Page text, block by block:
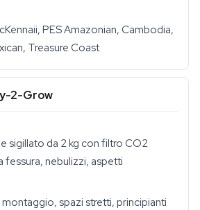
PES Amazonian, Cambodia,
Treasure Coast
2-Grow
sigillato da 2 kg con filtro CO2
fessura, nebulizzi, aspetti
spazi stretti, principianti